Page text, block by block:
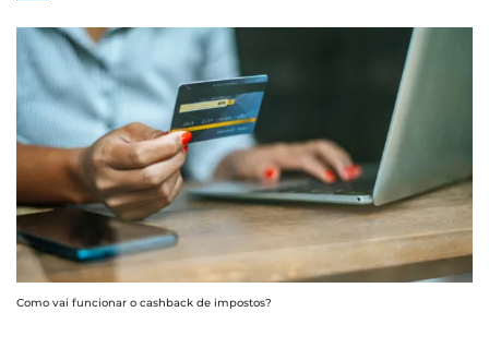
Como vai funcionar o cashback de impostos?